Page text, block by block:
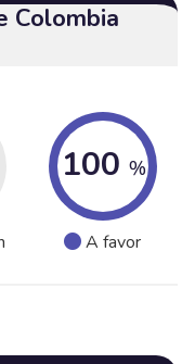
Colombia
100 %
A favor